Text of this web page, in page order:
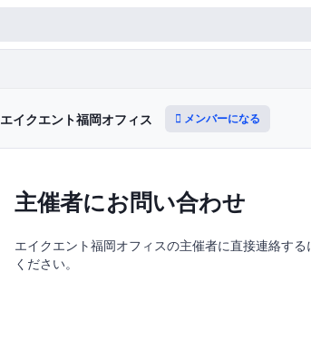
エイクエント福岡オフィス メンバーになる
主催者にお問い合わせ
エイクエント福岡オフィスの主催者に直接連絡す
ください。